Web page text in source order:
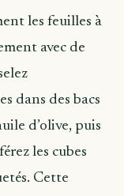
les feuilles à
avec de
dans des bacs
d’olive, puis
les cubes
Cette